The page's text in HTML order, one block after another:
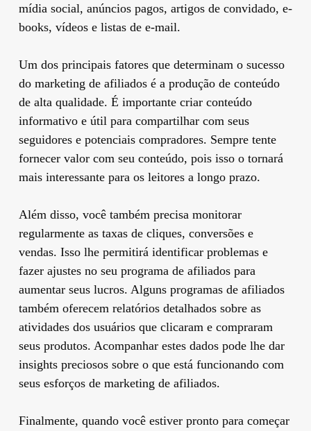
mídia social, anúncios pagos, artigos de convidado, e-
books, vídeos e listas de e-mail.
Um dos principais fatores que determinam o sucesso
do marketing de afiliados é a produção de conteúdo
de alta qualidade. É importante criar conteúdo
informativo e útil para compartilhar com seus
seguidores e potenciais compradores. Sempre tente
fornecer valor com seu conteúdo, pois isso o tornará
mais interessante para os leitores a longo prazo.
Além disso, você também precisa monitorar
regularmente as taxas de cliques, conversões e
vendas. Isso lhe permitirá identificar problemas e
fazer ajustes no seu programa de afiliados para
aumentar seus lucros. Alguns programas de afiliados
também oferecem relatórios detalhados sobre as
atividades dos usuários que clicaram e compraram
seus produtos. Acompanhar estes dados pode lhe dar
insights preciosos sobre o que está funcionando com
seus esforços de marketing de afiliados.
Finalmente, quando você estiver pronto para começar